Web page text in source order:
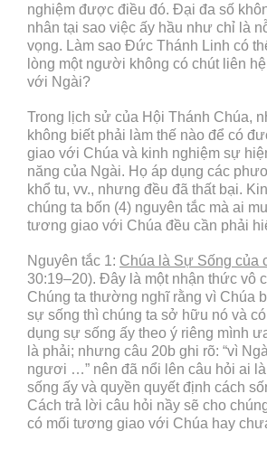
nghiệm được điều đó. Đại đa số
nhân tại sao việc ấy hầu như chỉ là
vọng. Làm sao Đức Thánh Linh có
lòng một người không có chút liên
với Ngài?
Trong lịch sử của Hội Thánh Chúa,
không biết phải làm thế nào để có
giao với Chúa và kinh nghiệm sự
năng của Ngài. Họ áp dụng các
khổ tu, vv., nhưng đều đã thất bại.
chúng ta bốn (4) nguyên tắc mà ai
tương giao với Chúa đều cần phải
Nguyên tắc 1: Chúa là Sự Sống của
30:19–20). Đây là một nhận thức vô
Chúng ta thường nghĩ rằng vì Chúa
sự sống thì chúng ta sở hữu nó và
dụng sự sống ấy theo ý riêng mình
là phải; nhưng câu 20b ghi rõ: “vì
ngươi …” nên đã nổi lên câu hỏi ai
sống ấy và quyền quyết định cách
Cách trả lời câu hỏi nầy sẽ cho
có mối tương giao với Chúa hay